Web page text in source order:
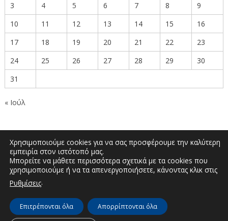
3
4 5 6 7 8
9
10
11 12 13 14 15
16
17
18 19 20 21 22
23
24
25 26 27 28 29
30
31
« Ιούλ
Δημοκρατίας 27, Κοζάνη 50100 | Τηλέφωνο:
2461351590 | Email: info.kozani@pdm.gov.gr
© Διεύθυνση Διαφάνειας & Ηλεκτρονικής Διακυβέρνησης | Περιφερειακή
Χρησιμοποιούμε cookies για να σας προσφέρουμε την καλύτερη
εμπειρία στον ιστότοπό μας.
Μπορείτε να μάθετε περισσότερα σχετικά με τα cookies που
χρησιμοποιούμε ή να τα απενεργοποιήσετε, κάνοντας κλικ στις
Ρυθμίσεις.
Επιτρέπονται όλα Απορρίπτονται όλα